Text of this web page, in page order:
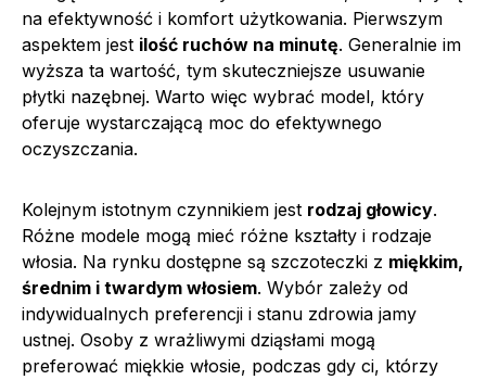
na efektywność i komfort użytkowania. Pierwszym
aspektem jest ilość ruchów na minutę. Generalnie im
wyższa ta wartość, tym skuteczniejsze usuwanie
płytki nazębnej. Warto więc wybrać model, który
oferuje wystarczającą moc do efektywnego
oczyszczania.
Kolejnym istotnym czynnikiem jest rodzaj głowicy.
Różne modele mogą mieć różne kształty i rodzaje
włosia. Na rynku dostępne są szczoteczki z miękkim,
średnim i twardym włosiem. Wybór zależy od
indywidualnych preferencji i stanu zdrowia jamy
ustnej. Osoby z wrażliwymi dziąsłami mogą
preferować miękkie włosie, podczas gdy ci, którzy